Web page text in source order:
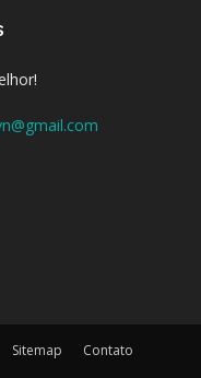
Sitemap Contato